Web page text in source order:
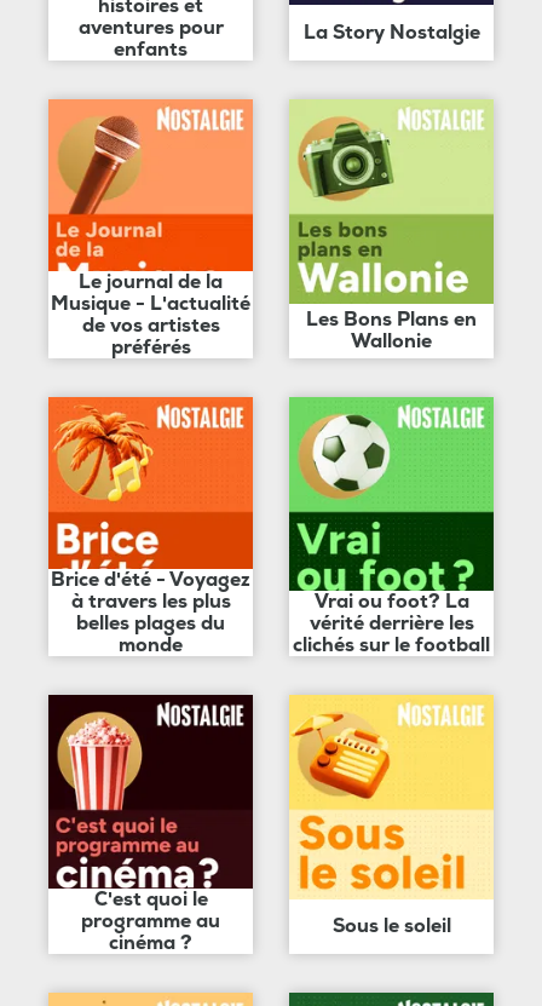
histoires et
aventures pour
enfants
La Story Nostalgie
Le journal de la
Musique - L'actualité
de vos artistes
préférés
Les Bons Plans en
Wallonie
Brice d'été - Voyagez
à travers les plus
belles plages du
monde
Vrai ou foot? La
vérité derrière les
clichés sur le football
C'est quoi le
programme au
cinéma ?
Sous le soleil